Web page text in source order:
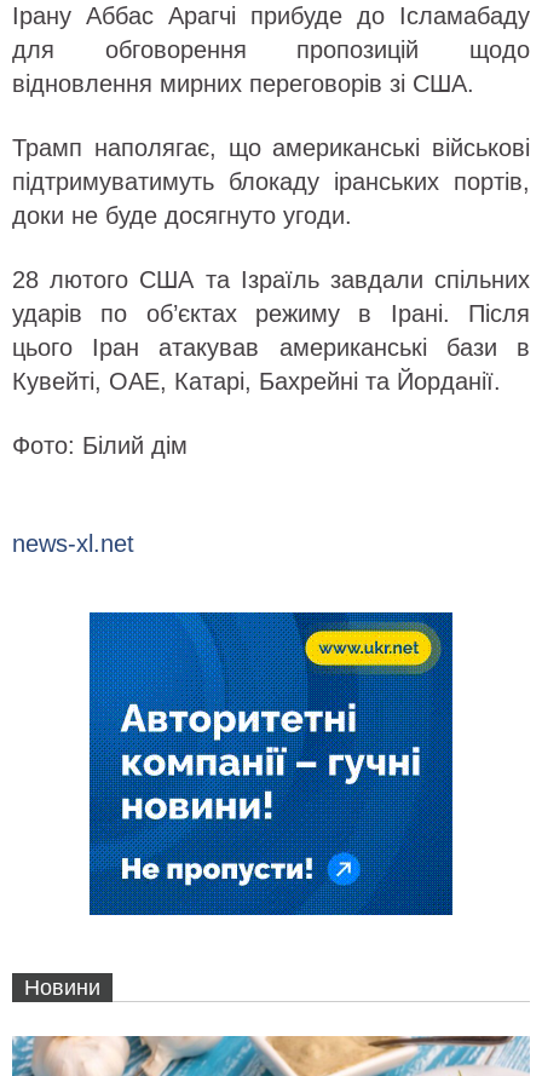
Ірану Аббас Арагчі прибуде до Ісламабаду
для обговорення пропозицій щодо
відновлення мирних переговорів зі США.
Трамп наполягає, що американські військові
підтримуватимуть блокаду іранських портів,
доки не буде досягнуто угоди.
28 лютого США та Ізраїль завдали спільних
ударів по об’єктах режиму в Ірані. Після
цього Іран атакував американські бази в
Кувейті, ОАЕ, Катарі, Бахрейні та Йорданії.
Фото: Білий дім
news-xl.net
Новини